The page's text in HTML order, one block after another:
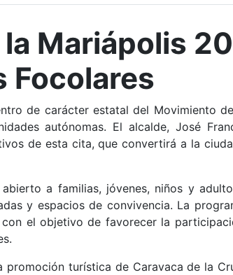
Mariápolis
Focolares
de carácter estatal del Movimiento
autónomas. El alcalde, José
de esta cita, que convertirá a la
a familias, jóvenes, niños y
y espacios de convivencia. La
el objetivo de favorecer la
turística de Caravaca de la